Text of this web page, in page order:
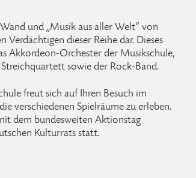
und „Musik aus aller Welt“ von
Verdächtigen dieser Reihe dar. Dieses
Akkordeon-Orchester der Musikschule,
Streichquartett sowie der Rock-Band.
freut sich auf Ihren Besuch im
verschiedenen Spielräume zu erleben.
dem bundesweiten Aktionstag
Kulturrats statt.